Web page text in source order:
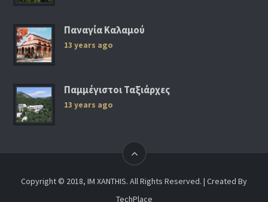
Παναγία Καλαμού
13 years ago
Παμμέγιστοι Ταξιάρχες
13 years ago
Copyright © 2018, IM XANTHIS. All Rights Reserved. | Created By
TechPlace